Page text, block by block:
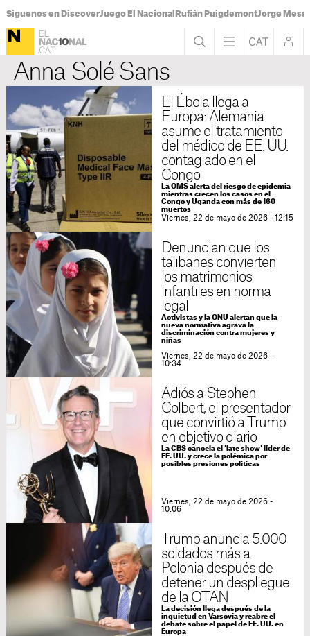
Síguenos en DiscoverJuego El Nacional Rufián PuigdemontJorge Messi
Anna Solé Sans
El Ébola llega a
Europa: Alemania
asume el tratamiento
del médico de EE. UU.
contagiado en el
Congo
La OMS alerta del riesgo de epidemia
mientras crecen los casos en el
Congo y Uganda con más de 160
muertos
Viernes, 22 de mayo de 2026 - 12:15
Denuncian que los
talibanes convierten
los matrimonios
infantiles en norma
legal
Activistas y la ONU alertan que la
nueva normativa agrava la
discriminación contra mujeres y
niñas
Viernes, 22 de mayo de 2026 -
10:34
Adiós a Stephen
Colbert, el presentador
que convirtió a Trump
en objetivo diario
La CBS cancela el 'late show' líder de
EE. UU. y crece la polémica por
posibles presiones políticas
Viernes, 22 de mayo de 2026 -
10:06
Trump anuncia 5.000
soldados más a
Polonia después de
detener un despliegue
de la OTAN
La decisión llega después de la
inquietud en Varsovia y reabre el
debate sobre el papel de EE. UU. en
Europa